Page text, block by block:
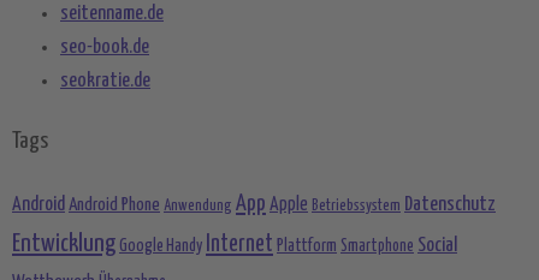
seitenname.de
seo-book.de
seokratie.de
Tags
Android Android Phone Anwendung App Apple Betriebssystem Datenschutz
Entwicklung Google Handy Internet Plattform Smartphone Social